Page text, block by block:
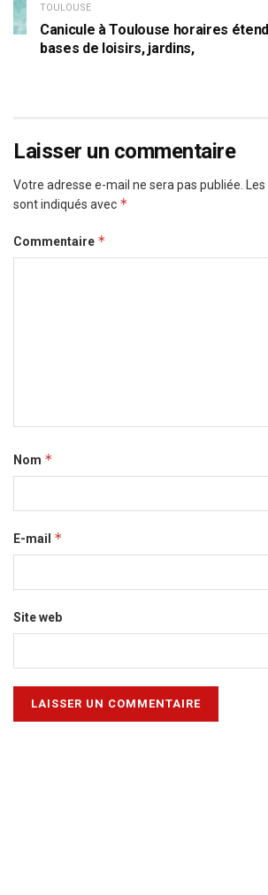
TOULOUSE
Canicule à Toulouse horaires
bases de loisirs, jardins,
Laisser un commentaire
Votre adresse e-mail ne sera pas publiée.
sont indiqués avec *
Commentaire *
Nom *
E-mail *
Site web